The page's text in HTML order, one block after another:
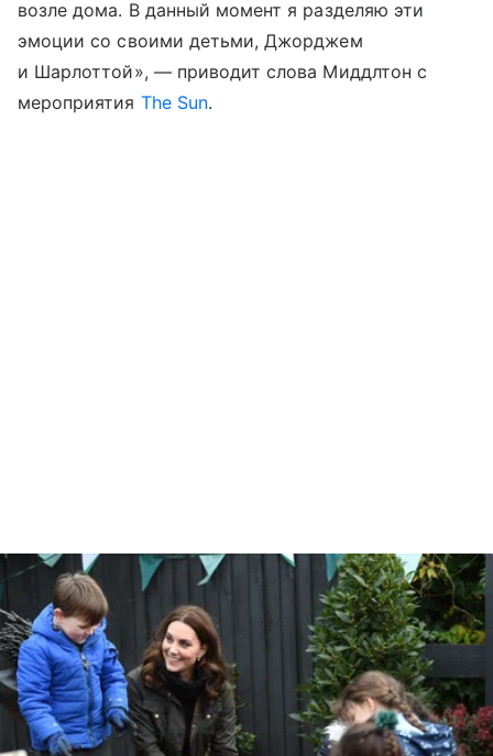
возле дома. В данный момент я разделяю эти
эмоции со своими детьми, Джорджем
и Шарлоттой», — приводит слова Миддлтон с
мероприятия The Sun.